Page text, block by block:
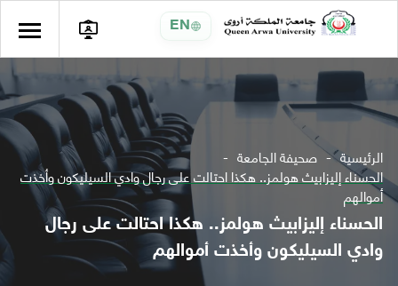
EN
الرئيسية صحيفة الجامعة
الحسناء إليزابيث هولمز.. هكذا احتالت على رجال وادي السيليكون وأخذت
أموالهم
الحسناء إليزابيث هولمز.. هكذا احتالت على رجال
وادي السيليكون وأخذت أموالهم